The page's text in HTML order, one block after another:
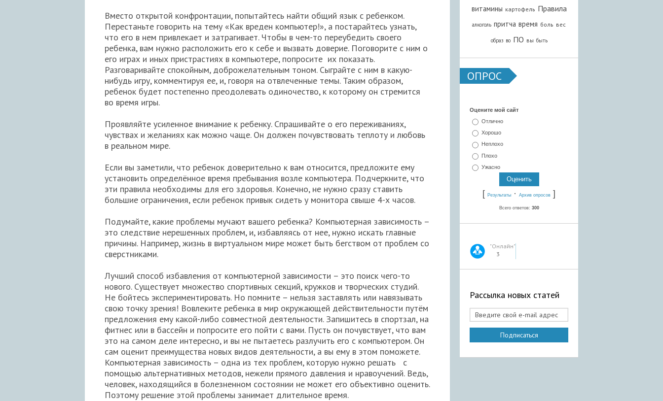
Вместо открытой конфронтации, попытайтесь найти общий язык с ребенком.
Перестаньте говорить на тему «Как вреден компьютер!», а постарайтесь узнать,
что его в нем привлекает и затрагивает. Чтобы в чем-то переубедить своего
ребенка, вам нужно расположить его к себе и вызвать доверие. Поговорите с ним о
его играх и иных пристрастиях в компьютере, попросите их показать.
Разговаривайте спокойным, доброжелательным тоном. Сыграйте с ним в какую-
нибудь игру, комментируя ее, и, говоря на отвлеченные темы. Таким образом,
ребенок будет постепенно преодолевать одиночество, к которому он стремится
во время игры.
Проявляйте усиленное внимание к ребенку. Спрашивайте о его переживаниях,
чувствах и желаниях как можно чаще. Он должен почувствовать теплоту и любовь
в реальном мире.
Если вы заметили, что ребенок доверительно к вам относится, предложите ему
установить определённое время пребывания возле компьютера. Подчеркните, что
эти правила необходимы для его здоровья. Конечно, не нужно сразу ставить
большие ограничения, если ребенок привык сидеть у монитора свыше 4-х часов.
Подумайте, какие проблемы мучают вашего ребенка? Компьютерная зависимость –
это следствие нерешенных проблем, и, избавляясь от нее, нужно искать главные
причины. Например, жизнь в виртуальном мире может быть бегством от проблем со
сверстниками.
Лучший способ избавления от компьютерной зависимости – это поиск чего-то
нового. Существует множество спортивных секций, кружков и творческих студий.
Не бойтесь экспериментировать. Но помните – нельзя заставлять или навязывать
свою точку зрения! Вовлеките ребенка в мир окружающей действительности путём
предложения ему какой-либо совместной деятельности. Запишитесь в спортзал, на
фитнес или в бассейн и попросите его пойти с вами. Пусть он почувствует, что вам
это на самом деле интересно, и вы не пытаетесь разлучить его с компьютером. Он
сам оценит преимущества новых видов деятельности, а вы ему в этом поможете.
Компьютерная зависимость – одна из тех проблем, которую нужно решать с
помощью альтернативных методов, нежели прямого давления и нравоучений. Ведь,
человек, находящийся в болезненном состоянии не может его объективно оценить.
Поэтому решение этой проблемы занимает длительное время.
витамины картофель Правила
алкоголь притча время боль вес
образ во ПО вы быть
ОПРОС
Оцените мой сайт
Отлично
Хорошо
Неплохо
Плохо
Ужасно
[ Результаты · Архив опросов ]
Всего ответов: 300
"Онлайн"
3
Рассылка новых статей